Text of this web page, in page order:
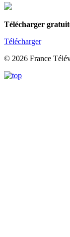
Télécharger
Télécharger
© 2026 France